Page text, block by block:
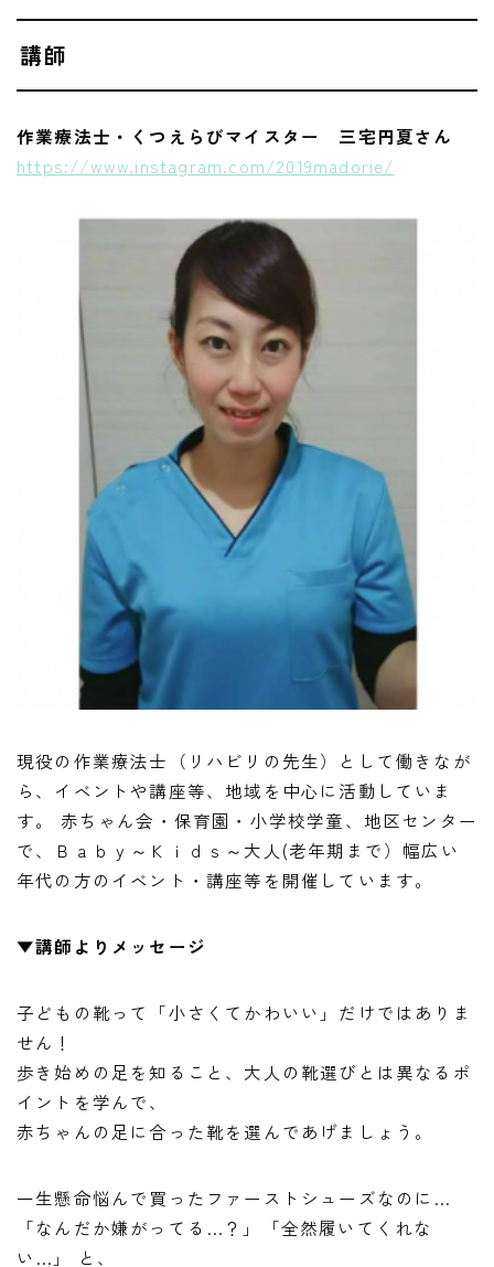
講師
作業療法士・くつえらびマイスター 三宅円夏さん
https://www.instagram.com/2019madorie/
現役の作業療法士（リハビリの先生）として働きなが
ら、イベントや講座等、地域を中心に活動していま
す。 赤ちゃん会・保育園・小学校学童、地区センター
で、Ｂａｂｙ～Ｋｉｄｓ～大人(老年期まで）幅広い
年代の方のイベント・講座等を開催しています。
▼講師よりメッセージ
子どもの靴って「小さくてかわいい」だけではありま
せん！
歩き始めの足を知ること、大人の靴選びとは異なるポ
イントを学んで、
赤ちゃんの足に合った靴を選んであげましょう。
一生懸命悩んで買ったファーストシューズなのに…
「なんだか嫌がってる…？」「全然履いてくれな
い…」 と、